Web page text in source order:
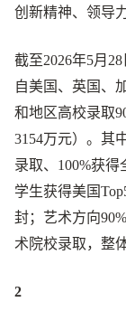
创新精神、领导
截至2026年5月
自美国、英国、
和地区高校录取
3154万元）。其
录取、100%获得
学生获得美国
封；艺术方向
术院校录取，整
2